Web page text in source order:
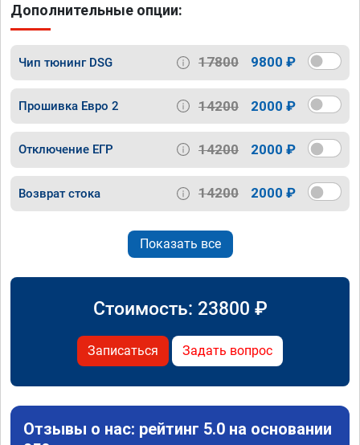
Дополнительные опции:
Чип тюнинг DSG 17800 9800 ₽
Прошивка Евро 2 14200 2000 ₽
Отключение ЕГР 14200 2000 ₽
Возврат стока 14200 2000 ₽
Показать все
Стоимость: 23800 ₽
Записаться Задать вопрос
Отзывы о нас: рейтинг 5.0 на основании